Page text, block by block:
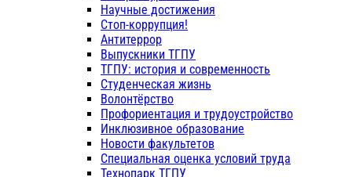
Научные достижения
Стоп-коррупция!
Антитеррор
Выпускники ТГПУ
ТГПУ: история и современность
Студенческая жизнь
Волонтёрство
Профориентация и трудоустройство
Инклюзивное образование
Новости факультетов
Специальная оценка условий труда
Технопарк ТГПУ